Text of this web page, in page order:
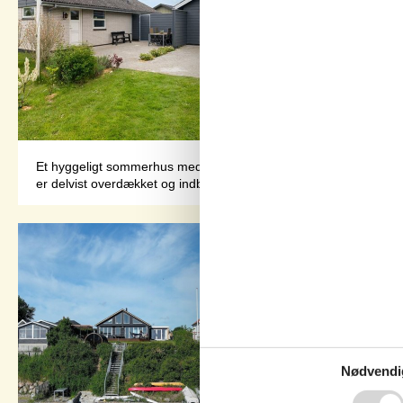
Et hyggeligt sommerhus med et dejligt terrasseområde -
er delvist overdækket og indbyder til hyggelige timer på alle